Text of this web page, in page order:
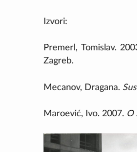
Izvori:
Premerl, Tomislav.
Zagreb.
Mecanov, Dragana.
Maroević, Ivo. 2007. O